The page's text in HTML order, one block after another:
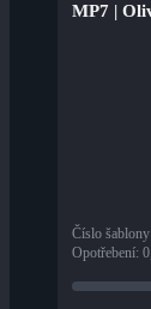
MP7 |
Číslo
Opotřebení: